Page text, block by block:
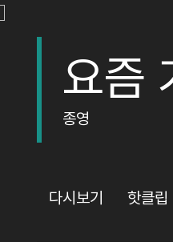
요즘
종영
다시보기 핫클립